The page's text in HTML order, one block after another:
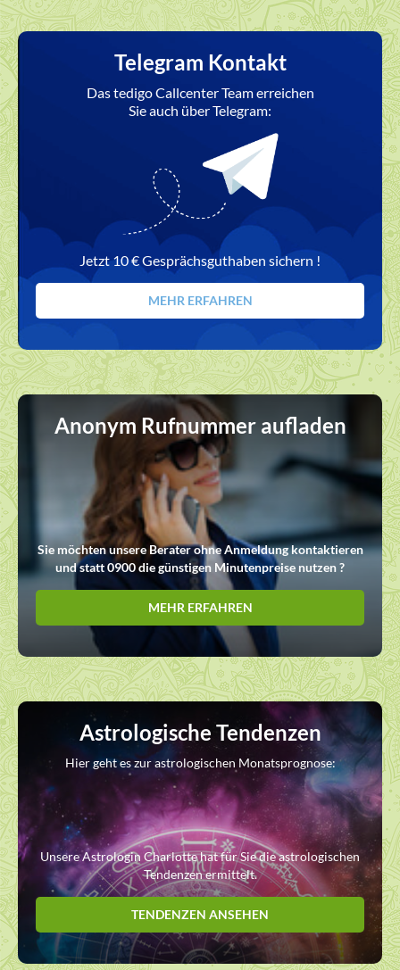
Telegram Kontakt
Das tedigo Callcenter Team erreichen
Sie auch über Telegram:
Jetzt 10 € Gesprächsguthaben sichern !
MEHR ERFAHREN
Anonym Rufnummer aufladen
Sie möchten unsere Berater ohne Anmeldung kontaktieren
und statt 0900 die günstigen Minutenpreise nutzen ?
MEHR ERFAHREN
Astrologische Tendenzen
Hier geht es zur astrologischen Monatsprognose:
Unsere Astrologin Charlotte hat für Sie die astrologischen
Tendenzen ermittelt.
TENDENZEN ANSEHEN